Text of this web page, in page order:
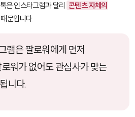
은 인스타그램과 달리 콘텐츠 자체의
문입니다.
램은 팔로워에게 먼저
워가 없어도 관심사가 맞는
니다.